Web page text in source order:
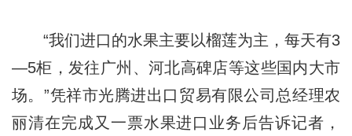
“我们进口的水果主要以榴莲为主，每天有3
—5柜，发往广州、河北高碑店等这些国内大市
场。”凭祥市光腾进出口贸易有限公司总经理农
丽清在完成又一票水果进口业务后告诉记者，